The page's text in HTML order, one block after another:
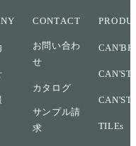
CONTACT
お問い合わ
せ
カタログ
サンプル請
求
TILEs